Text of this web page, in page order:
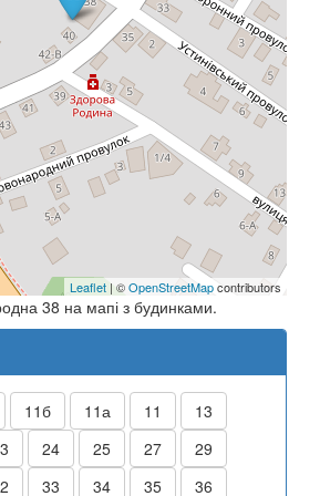
Leaflet | ©OpenStreetMapcontributors
38 на мапі з будинками.
11б 11а 11
13
24 25 27
29
33 34 35 36